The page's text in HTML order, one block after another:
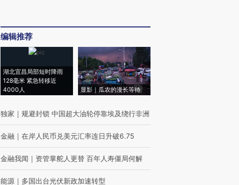
编辑推荐
湖北宜昌局部短时降雨
128毫米 紧急转移近
4000人
显影｜瓜农的漫长等待
独家 ｜ 规避封锁 中国超大油轮停靠埃及绕行非洲
金融 ｜ 在岸人民币兑美元汇率连日升破6.75
金融我闻 ｜ 资管掌舵人更替 百年人寿僵局何解
能源 ｜ 多国出台光伏新政加速转型